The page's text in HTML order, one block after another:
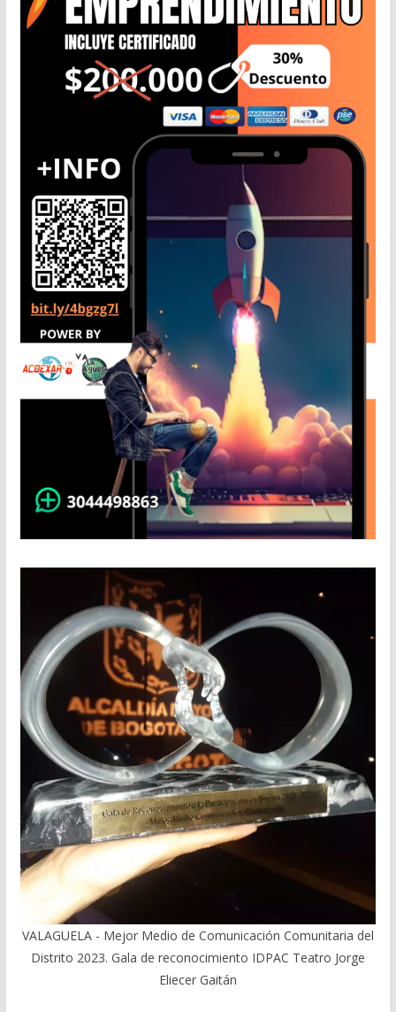
VALAGUELA - Mejor Medio de Comunicación Comunitaria del
Distrito 2023. Gala de reconocimiento IDPAC Teatro Jorge
Eliecer Gaitán